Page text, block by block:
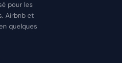
pour les
Airbnb et
quelques